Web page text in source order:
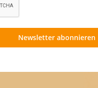
Newsletter abonnieren